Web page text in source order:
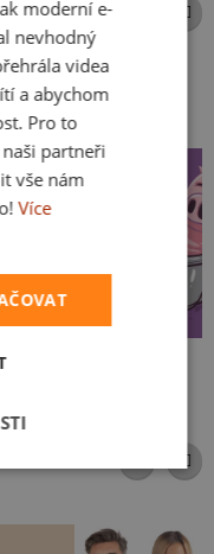
SLOVAK
moderní e-
nevhodný
videa
a abychom
Pro to
partneři
vše nám
Více